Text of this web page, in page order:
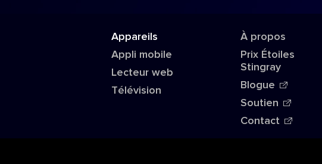
Appareils
Appli mobile
Lecteur web
Télévision
À propos
Prix Étoiles
Stingray
Blogue
Soutien
Contact